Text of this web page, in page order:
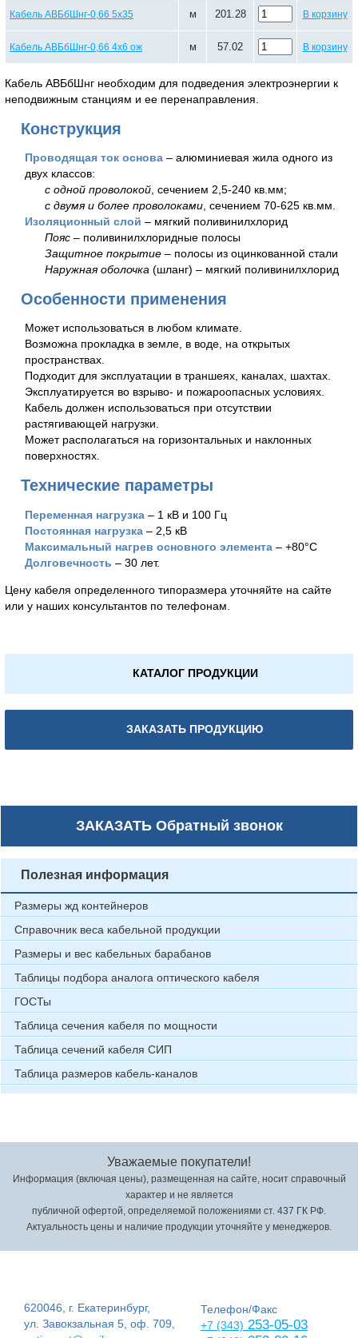
Кабель АВБбШнг-0,66 5х35 м 201.28 В корзину
Кабель АВБбШнг-0,66 4х6 ож м 57.02 В корзину
Кабель АВБбШнг необходим для подведения электроэнергии к
неподвижным станциям и ее перенаправления.
Конструкция
Проводящая ток основа – алюминиевая жила одного из
двух классов:
с одной проволокой , сечением 2,5-240 кв.мм;
с двумя и более проволоками , сечением 70-625 кв.мм.
Изоляционный слой – мягкий поливинилхлорид
Пояс – поливинилхлоридные полосы
Защитное покрытие – полосы из оцинкованной стали
Наружная оболочка (шланг) – мягкий поливинилхлорид
Особенности применения
Может использоваться в любом климате.
Возможна прокладка в земле, в воде, на открытых
пространствах.
Подходит для эксплуатации в траншеях, каналах, шахтах.
Эксплуатируется во взрыво- и пожароопасных условиях.
Кабель должен использоваться при отсутствии
растягивающей нагрузки.
Может располагаться на горизонтальных и наклонных
поверхностях.
Технические параметры
Переменная нагрузка – 1 кВ и 100 Гц
Постоянная нагрузка – 2,5 кВ
Максимальный нагрев основного элемента – +80°С
Долговечность – 30 лет.
Цену кабеля определенного типоразмера уточняйте на сайте
или у наших консультантов по телефонам.
КАТАЛОГ ПРОДУКЦИИ
ЗАКАЗАТЬ ПРОДУКЦИЮ
ЗАКАЗАТЬОбратный звонок
Полезная информация
Размеры жд контейнеров
Справочник веса кабельной продукции
Размеры и вес кабельных барабанов
Таблицы подбора аналога оптического кабеля
ГОСТы
Таблица сечения кабеля по мощности
Таблица сечений кабеля СИП
Таблица размеров кабель-каналов
Уважаемые покупатели!
Информация (включая цены), размещенная на сайте, носит справочный
характер и не является
публичной офертой, определяемой положениями ст. 437 ГК РФ.
Актуальность цены и наличие продукции уточняйте у менеджеров.
620046, г. Екатеринбург,
ул. Завокзальная 5, оф. 709,
Телефон/Факс
+7 (343) 253-05-03